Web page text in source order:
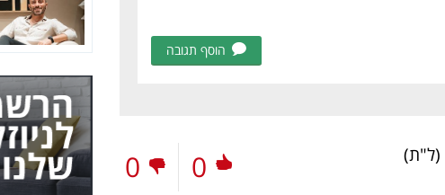
הוסף תגובה
(ל"ת) 0
0